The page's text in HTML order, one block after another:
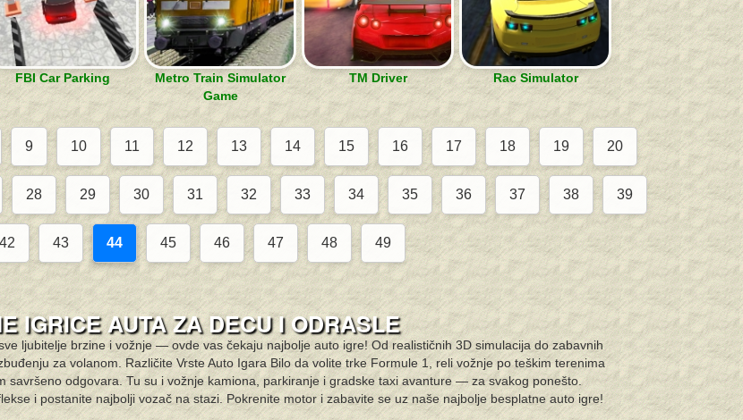
FBI Car Parking
Metro Train Simulator
Game
TM Driver Rac Simulator
9 10 11 12 13 14 15 16 17 18 19 20
28 29 30 31 32 33 34 35 36 37 38 39
42 43 44 45 46 47 48 49
IGRICE AUTA ZA DECU I ODRASLE
ljubitelje brzine i vožnje — ovde vas čekaju najbolje auto igre! Od realističnih 3D simulacija do zabavnih
za volanom. Različite Vrste Auto Igara Bilo da volite trke Formule 1, reli vožnje po teškim terenima
savršeno odgovara. Tu su i vožnje kamiona, parkiranje i gradske taxi avanture — za svakog ponešto.
i postanite najbolji vozač na stazi. Pokrenite motor i zabavite se uz naše najbolje besplatne auto igre!